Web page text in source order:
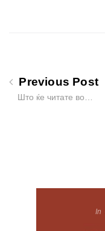
Previous Post
Што ќе читате во…
In